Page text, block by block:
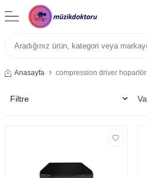
Anasayfa compression driver hoparlör
Filtre